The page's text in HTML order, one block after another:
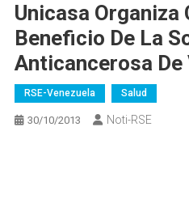
Unicasa Organiza
Beneficio De La
Anticancerosa De
RSE-Venezuela Salud
30/10/2013 Noti-RSE